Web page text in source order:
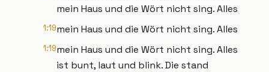
mein Haus und die Wört nicht sing. Alles
1:19mein Haus und die Wört nicht sing. Alles
1:19mein Haus und die Wört nicht sing. Alles
ist bunt, laut und blink. Die stand